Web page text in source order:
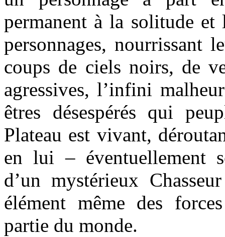
permanent à la solitude
personnages, nourrissant
coups de ciels noirs, de
agressives, l’infini
êtres désespérés qui
Plateau est vivant,
en lui – éventuellement
d’un mystérieux
élément même des
partie du monde.